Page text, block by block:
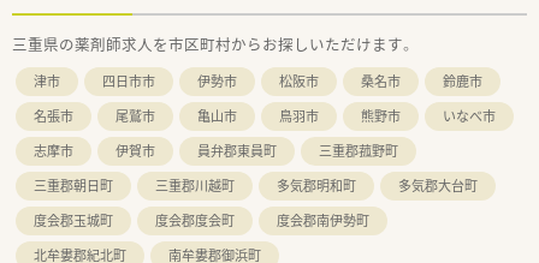
三重県の薬剤師求人を市区町村からお探しいただけます。
津市 四日市市 伊勢市 松阪市 桑名市
鈴鹿市
名張市
尾鷲市 亀山市 鳥羽市 熊野市
いなべ市
志摩市
伊賀市 員弁郡東員町
三重郡菰野町
三重郡朝日町
三重郡川越町 多気郡明和町
多気郡大台町
度会郡玉城町
度会郡度会町
度会郡南伊勢町
北牟婁郡紀北町
南牟婁郡御浜町